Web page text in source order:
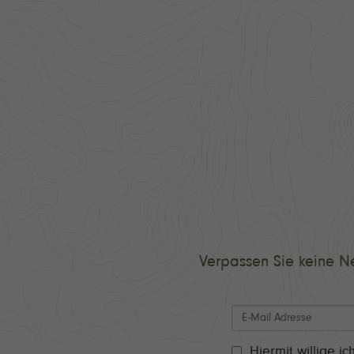
Verpassen Sie keine